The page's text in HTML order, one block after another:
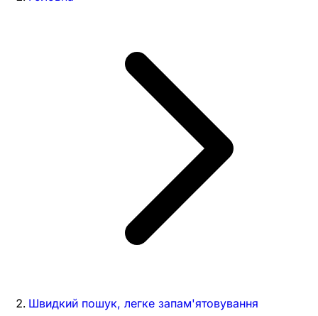
Швидкий пошук, легке запам'ятовування